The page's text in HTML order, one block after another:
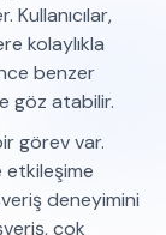
kolaylıkla
benzer
göz atabilir.
görev var.
etkileşime
deneyimini
çok